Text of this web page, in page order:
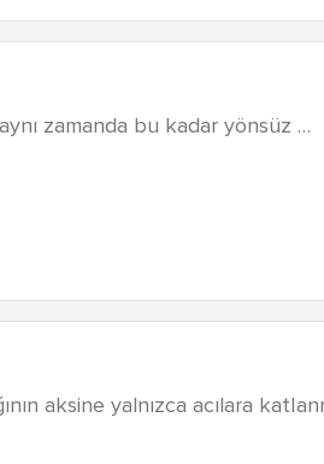
zamanda bu kadar yönsüz …
aksine yalnızca acılara